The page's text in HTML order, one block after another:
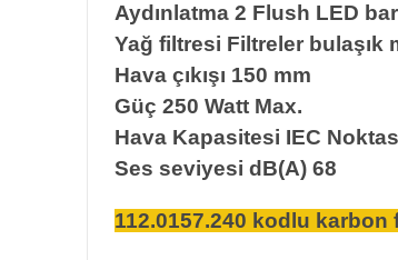
Aydınlatma 2 Flush LED
Yağ filtresi Filtreler bulaşık
Hava çıkışı 150 mm
Güç 250 Watt Max.
Hava Kapasitesi IEC
Ses seviyesi dB(A) 68
112.0157.240 kodlu